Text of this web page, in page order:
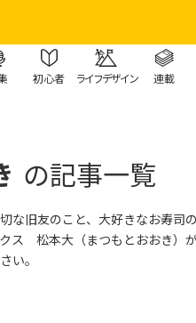
初心者 ライフデザイン 連載
の記事一覧
な旧友のこと、大好きなお寿司
ス 松本大（まつもとおおき）が
い。